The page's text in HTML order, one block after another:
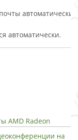
автоматически
автоматически.
AMD Radeon
на